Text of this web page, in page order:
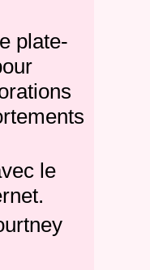
plate-
le